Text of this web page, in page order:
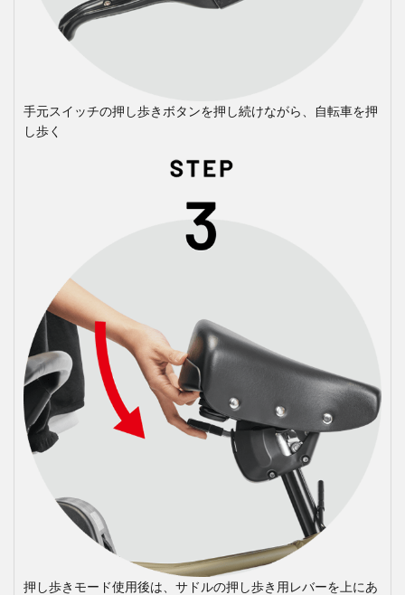
手元スイッチの押し歩きボタンを押し続けながら、自転車を押
し歩く
押し歩きモード使用後は、サドルの押し歩き用レバーを上にあ